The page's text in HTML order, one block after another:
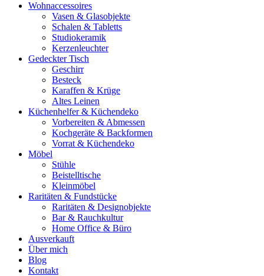
Wohnaccessoires
Vasen & Glasobjekte
Schalen & Tabletts
Studiokeramik
Kerzenleuchter
Gedeckter Tisch
Geschirr
Besteck
Karaffen & Krüge
Altes Leinen
Küchenhelfer & Küchendeko
Vorbereiten & Abmessen
Kochgeräte & Backformen
Vorrat & Küchendeko
Möbel
Stühle
Beistelltische
Kleinmöbel
Raritäten & Fundstücke
Raritäten & Designobjekte
Bar & Rauchkultur
Home Office & Büro
Ausverkauft
Über mich
Blog
Kontakt